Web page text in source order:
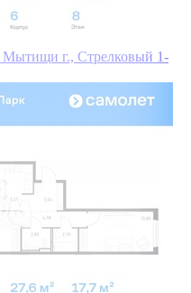
Мытищи г., Стрелковый 1-